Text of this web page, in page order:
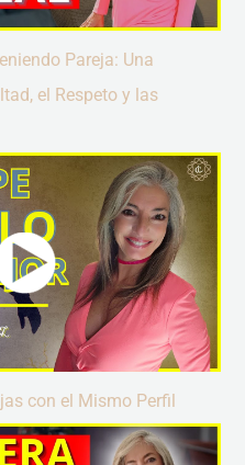
Pareja: Una
el Respeto y las
con el Mismo Perfil